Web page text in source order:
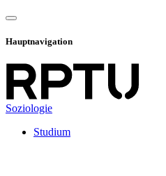
Hauptnavigation
Soziologie
Studium